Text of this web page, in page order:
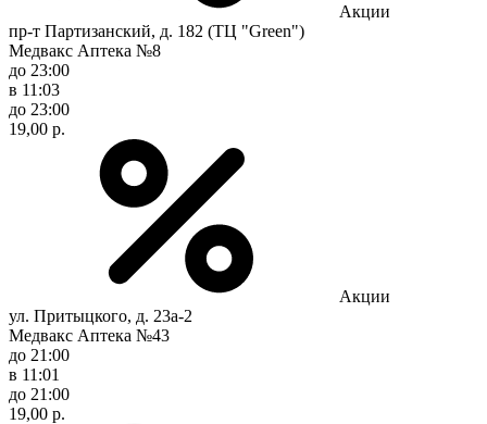
Акции
пр-т Партизанский, д. 182 (ТЦ "Green")
Медвакс Аптека №8
до 23:00
в 11:03
до 23:00
19,00 р.
Акции
ул. Притыцкого, д. 23а-2
Медвакс Аптека №43
до 21:00
в 11:01
до 21:00
19,00 р.